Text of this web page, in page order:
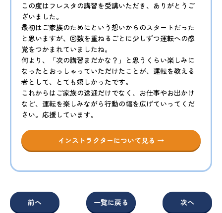
この度はフレスタの講習を受講いただき、ありがとうご
ざいました。
最初はご家族のためにという想いからのスタートだった
と思いますが、回数を重ねるごとに少しずつ運転への感
覚をつかまれていましたね。
何より、「次の講習まだかな？」と思うくらい楽しみに
なったとおっしゃっていただけたことが、運転を教える
者として、とても嬉しかったです。
これからはご家族の送迎だけでなく、お仕事やお出かけ
など、運転を楽しみながら行動の幅を広げていってくだ
さい。応援しています。
インストラクターについて見る →
前へ 一覧に戻る 次へ